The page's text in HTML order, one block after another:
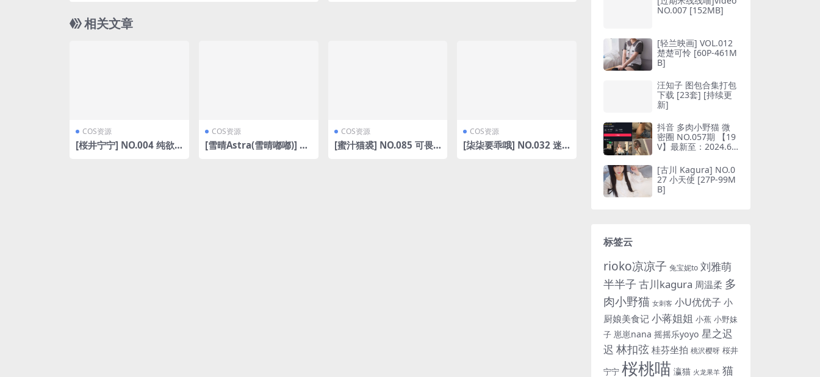
相关文章
COS资源
[桜井宁宁] NO.004 纯欲
COS资源
[雪晴Astra(雪晴嘟嘟)] N
COS资源
[蜜汁猫裘] NO.085 可畏
COS资源
[柒柒要乖哦] NO.032 迷
NO.007 [152MB]
[轻兰映画] VOL.012
楚楚可怜 [60P-461M
B]
汪知子 图包合集打包
下载 [23套] [持续更
新]
抖音 多肉小野猫 微
密圈 NO.057期 【19
V】最新至：2024.6.
推特叫什么)
[古川 Kagura] NO.0
27 小天使 [27P-99M
B]
标签云
rioko凉凉子 兔宝妮to 刘雅萌
半半子 古川kagura 周温柔 多
肉小野猫 女刺客 小U优优子 小
厨娘美食记 小蒋姐姐 小蕉 小野妹
子 崽崽nana 摇摇乐yoyo 星之迟
迟 林扣弦 桂芬坐拍 桃沢樱呀 桜井
宁宁 桜桃喵 瀛猫 火龙果羊 猫